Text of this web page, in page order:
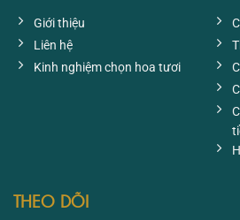
Giới thiệu
Liên hệ
Kinh nghiệm chọn hoa tươi
THEO DÕI